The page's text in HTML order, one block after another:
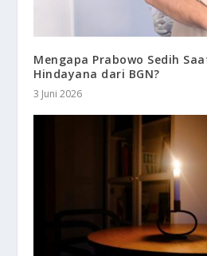
Mengapa Prabowo Sedih
Hindayana dari BGN?
3 Juni 2026